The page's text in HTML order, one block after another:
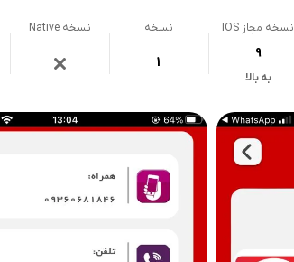
نسخه مجاز IOS
9
به بالا
نسخه
1
نسخه Native